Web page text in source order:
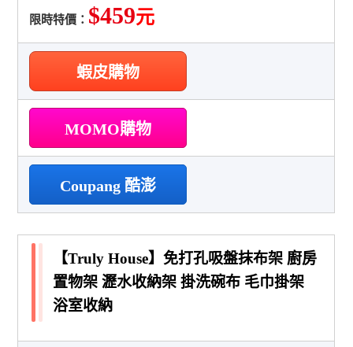
限時特價： $459元
蝦皮購物
MOMO購物
Coupang 酷澎
【Truly House】免打孔吸盤抹布架 廚房
置物架 瀝水收納架 掛洗碗布 毛巾掛架
浴室收納